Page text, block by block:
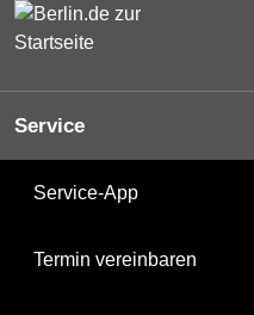
Service
Service-App
Termin vereinbaren